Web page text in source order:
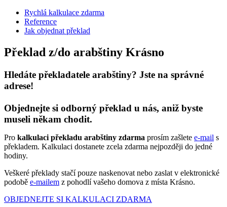
Rychlá kalkulace zdarma
Reference
Jak objednat překlad
Překlad z/do arabštiny Krásno
Hledáte překladatele arabštiny? Jste na správné
adrese!
Objednejte si odborný překlad u nás, aniž byste
museli někam chodit.
Pro kalkulaci překladu arabštiny zdarma prosím zašlete e-mail s
překladem. Kalkulaci dostanete zcela zdarma nejpozději do jedné
hodiny.
Veškeré překlady stačí pouze naskenovat nebo zaslat v elektronické
podobě e-mailem z pohodlí vašeho domova z místa Krásno.
OBJEDNEJTE SI KALKULACI ZDARMA